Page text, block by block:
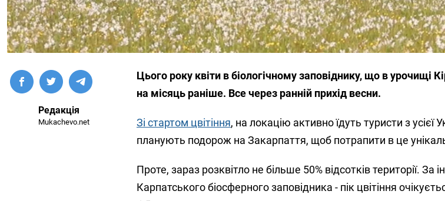
Редакція
Mukachevo.net
Цього року квіти в біологічному заповіднику, що в урочищі
на місяць раніше. Все через ранній прихід весни.
Зі стартом цвітіння, на локацію активно їдуть туристи з
планують подорож на Закарпаття, щоб потрапити в це
Проте, зараз розквітло не більше 50% відсотків території. За
Карпатського біосферного заповідника - пік цвітіння